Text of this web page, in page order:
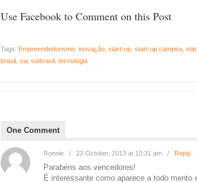
Use Facebook to Comment on this Post
Tags: Empreendedorismo inovação start-up start-up campea
brasil
sw, swbrasil tecnologia
One Comment
Ronnie / 23 October, 2013 at 10:31 am / Reply
Parabéns aos vencedores!
É interessante como aparece a todo mento